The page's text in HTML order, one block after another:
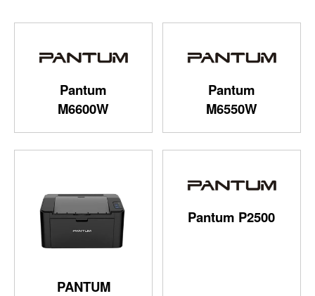
Pantum
M6550W
Pantum
M6600W
Pantum P2500
PANTUM